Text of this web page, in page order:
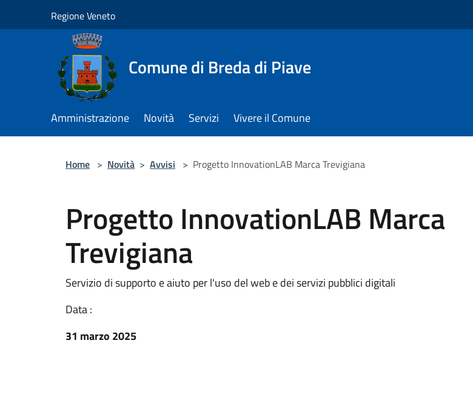
Regione Veneto
Comune di Breda di Piave
Amministrazione Novità Servizi Vivere il Comune
Home > Novità > Avvisi > Progetto InnovationLAB Marca Trevigiana
Progetto InnovationLAB Marca
Trevigiana
Servizio di supporto e aiuto per l'uso del web e dei servizi pubblici digitali
Data :
31 marzo 2025